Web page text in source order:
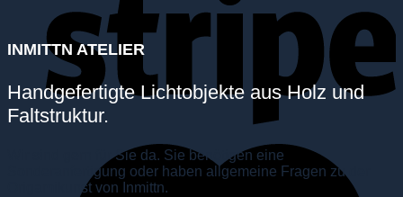
INMITTN ATELIER
Handgefertigte Lichtobjekte aus Holz und
Faltstruktur.
Wir sind gern für Sie da. Sie benötigen eine
Sonderanfertigung oder haben allgemeine Fragen zu der
Origamikunst von Inmittn.